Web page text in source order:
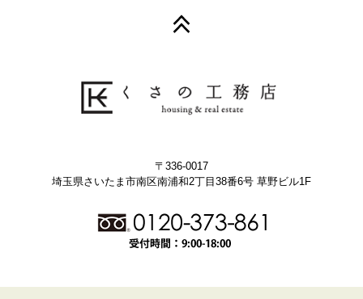
〒336-0017
埼玉県さいたま市南区南浦和2丁目38番6号 草野ビル1F